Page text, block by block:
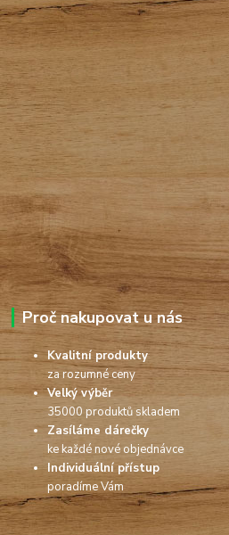
Proč nakupovat u nás
Kvalitní produkty
za rozumné ceny
Velký výběr
35000 produktů skladem
Zasíláme dárečky
ke každé nové objednávce
Individuální přístup
poradíme Vám